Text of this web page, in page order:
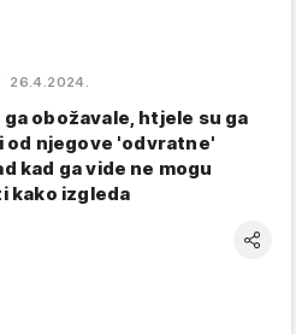
26.4.2024.
ga obožavale, htjele su ga
od njegove 'odvratne'
kad ga vide ne mogu
kako izgleda